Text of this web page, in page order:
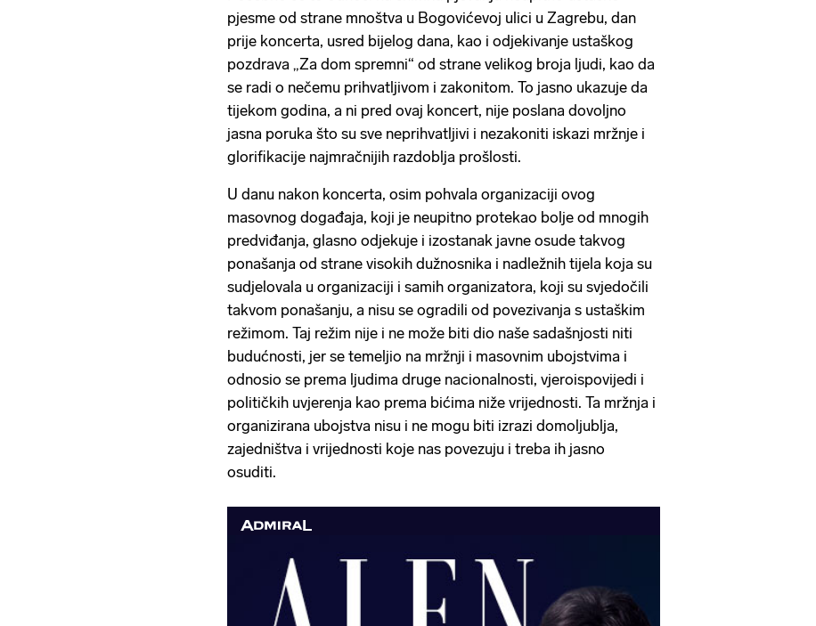
pjesme od strane mnoštva u Bogovićevoj ulici u Zagrebu, dan
prije koncerta, usred bijelog dana, kao i odjekivanje ustaškog
pozdrava „Za dom spremni“ od strane velikog broja ljudi, kao da
se radi o nečemu prihvatljivom i zakonitom. To jasno ukazuje da
tijekom godina, a ni pred ovaj koncert, nije poslana dovoljno
jasna poruka što su sve neprihvatljivi i nezakoniti iskazi mržnje i
glorifikacije najmračnijih razdoblja prošlosti.
U danu nakon koncerta, osim pohvala organizaciji ovog
masovnog događaja, koji je neupitno protekao bolje od mnogih
predviđanja, glasno odjekuje i izostanak javne osude takvog
ponašanja od strane visokih dužnosnika i nadležnih tijela koja su
sudjelovala u organizaciji i samih organizatora, koji su svjedočili
takvom ponašanju, a nisu se ogradili od povezivanja s ustaškim
režimom. Taj režim nije i ne može biti dio naše sadašnjosti niti
budućnosti, jer se temeljio na mržnji i masovnim ubojstvima i
odnosio se prema ljudima druge nacionalnosti, vjeroispovijedi i
političkih uvjerenja kao prema bićima niže vrijednosti. Ta mržnja i
organizirana ubojstva nisu i ne mogu biti izrazi domoljublja,
zajedništva i vrijednosti koje nas povezuju i treba ih jasno
osuditi.